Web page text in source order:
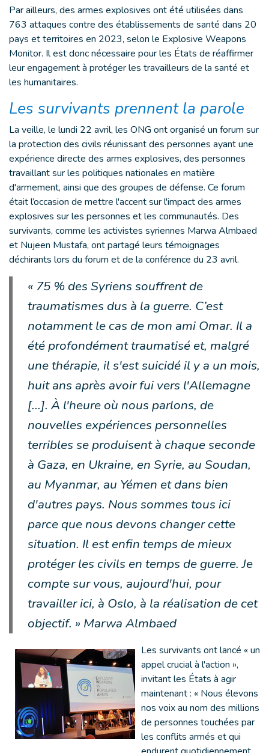
Par ailleurs, des armes explosives ont été utilisées dans
763 attaques contre des établissements de santé dans 20
pays et territoires en 2023, selon le Explosive Weapons
Monitor. Il est donc nécessaire pour les États de réaffirmer
leur engagement à protéger les travailleurs de la santé et
les humanitaires.
Les survivants prennent la parole
La veille, le lundi 22 avril, les ONG ont organisé un forum sur
la protection des civils réunissant des personnes ayant une
expérience directe des armes explosives, des personnes
travaillant sur les politiques nationales en matière
d'armement, ainsi que des groupes de défense. Ce forum
était l’occasion de mettre l'accent sur l'impact des armes
explosives sur les personnes et les communautés. Des
survivants, comme les activistes syriennes Marwa Almbaed
et Nujeen Mustafa, ont partagé leurs témoignages
déchirants lors du forum et de la conférence du 23 avril.
« 75 % des Syriens souffrent de
traumatismes dus à la guerre. C’est
notamment le cas de mon ami Omar. Il a
été profondément traumatisé et, malgré
une thérapie, il s'est suicidé il y a un mois,
huit ans après avoir fui vers l'Allemagne
[...]. À l'heure où nous parlons, de
nouvelles expériences personnelles
terribles se produisent à chaque seconde
à Gaza, en Ukraine, en Syrie, au Soudan,
au Myanmar, au Yémen et dans bien
d'autres pays. Nous sommes tous ici
parce que nous devons changer cette
situation. Il est enfin temps de mieux
protéger les civils en temps de guerre. Je
compte sur vous, aujourd'hui, pour
travailler ici, à Oslo, à la réalisation de cet
objectif. » Marwa Almbaed
Les survivants ont lancé « un
appel crucial à l'action »,
invitant les États à agir
maintenant : « Nous élevons
nos voix au nom des millions
de personnes touchées par
les conflits armés et qui